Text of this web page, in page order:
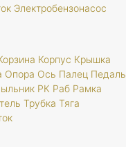
Электробензонасос
Корпус Крышка
Опора Ось Палец Педаль
РК Раб Рамка
Трубка Тяга